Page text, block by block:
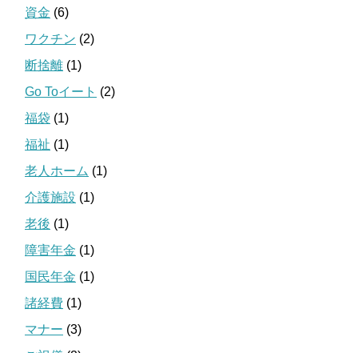
資金 (6)
ワクチン (2)
断捨離 (1)
Go Toイート (2)
福袋 (1)
福祉 (1)
老人ホーム (1)
介護施設 (1)
老後 (1)
障害年金 (1)
国民年金 (1)
諸経費 (1)
マナー (3)